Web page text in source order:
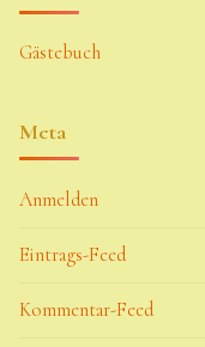
Gästebuch
Meta
Anmelden
Eintrags-Feed
Kommentar-Feed